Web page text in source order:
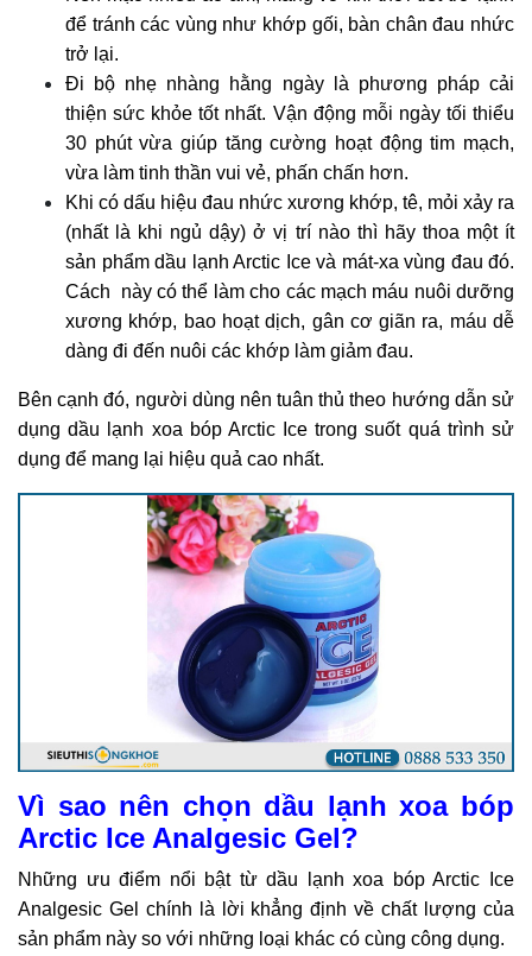
để tránh các vùng như khớp gối, bàn chân đau nhức
trở lại.
Đi bộ nhẹ nhàng hằng ngày là phương pháp cải
thiện sức khỏe tốt nhất. Vận động mỗi ngày tối thiểu
30 phút vừa giúp tăng cường hoạt động tim mạch,
vừa làm tinh thần vui vẻ, phấn chấn hơn.
Khi có dấu hiệu đau nhức xương khớp, tê, mỏi xảy ra
(nhất là khi ngủ dậy) ở vị trí nào thì hãy thoa một ít
sản phẩm dầu lạnh Arctic Ice và mát-xa vùng đau đó.
Cách này có thể làm cho các mạch máu nuôi dưỡng
xương khớp, bao hoạt dịch, gân cơ giãn ra, máu dễ
dàng đi đến nuôi các khớp làm giảm đau.
Bên cạnh đó, người dùng nên tuân thủ theo hướng dẫn sử
dụng dầu lạnh xoa bóp Arctic Ice trong suốt quá trình sử
dụng để mang lại hiệu quả cao nhất.
Vì sao nên chọn dầu lạnh xoa bóp
Arctic Ice Analgesic Gel?
Những ưu điểm nổi bật từ dầu lạnh xoa bóp Arctic Ice
Analgesic Gel chính là lời khẳng định về chất lượng của
sản phẩm này so với những loại khác có cùng công dụng.